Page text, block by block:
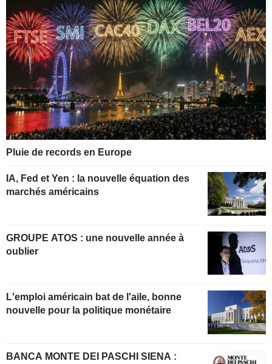
Pluie de records en Europe
IA, Fed et Yen : la nouvelle équation des
marchés américains
GROUPE ATOS : une nouvelle année à
oublier
L'emploi américain bat de l'aile, bonne
nouvelle pour la politique monétaire
BANCA MONTE DEI PASCHI SIENA :